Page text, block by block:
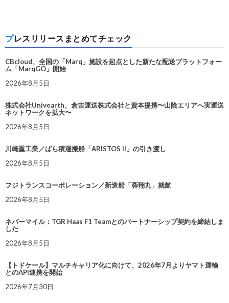
プレスリリースまとめてチェック
CBcloud、全国の「Marq」施設を起点とした新たな配送プラットフォー
ム「MarqGO」開始
2026年8月5日
株式会社Univearth、倉吉運送株式会社と資本提携〜山陰エリアへ実運送
ネットワークを拡大〜
2026年8月5日
川崎重工業／ばら積運搬船「ARISTOS II」の引き渡し
2026年8月5日
フジトランスコーポレーション／新造船「蓉翔丸」就航
2026年8月5日
ネバーマイル：TGR Haas F1 Teamとのパートナーシップ契約を締結しま
した
2026年8月5日
【トドケール】マルチキャリア化に向けて、2026年7月よりヤマト運輸
とのAPI連携を開始
2026年7月30日